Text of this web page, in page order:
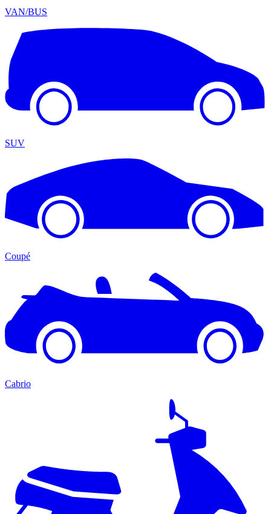
VAN/BUS
SUV
Coupé
Cabrio